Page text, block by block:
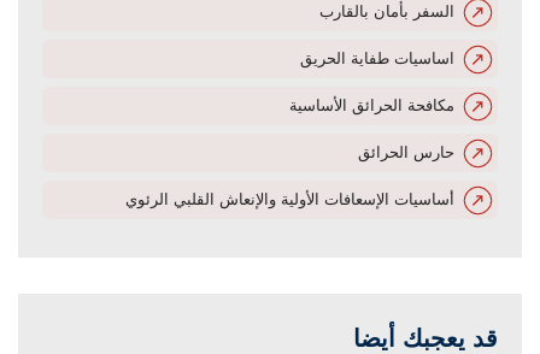
السفر بأمان بالقارب
اساسيات طفاية الحريق
مكافحة الحرائق الأساسية
حارس الحرائق
أساسيات الإسعافات الأولية والإنعاش القلبي الرئوي
قد يعجبك أيضا